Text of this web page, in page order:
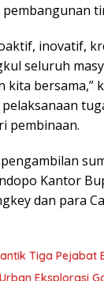
inovatif,
seluruh
kita bersama,”
pembinaan.
Kantor
dan para
Sulut YSK Lantik
Eksplorasi